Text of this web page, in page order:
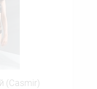
(Casmir)